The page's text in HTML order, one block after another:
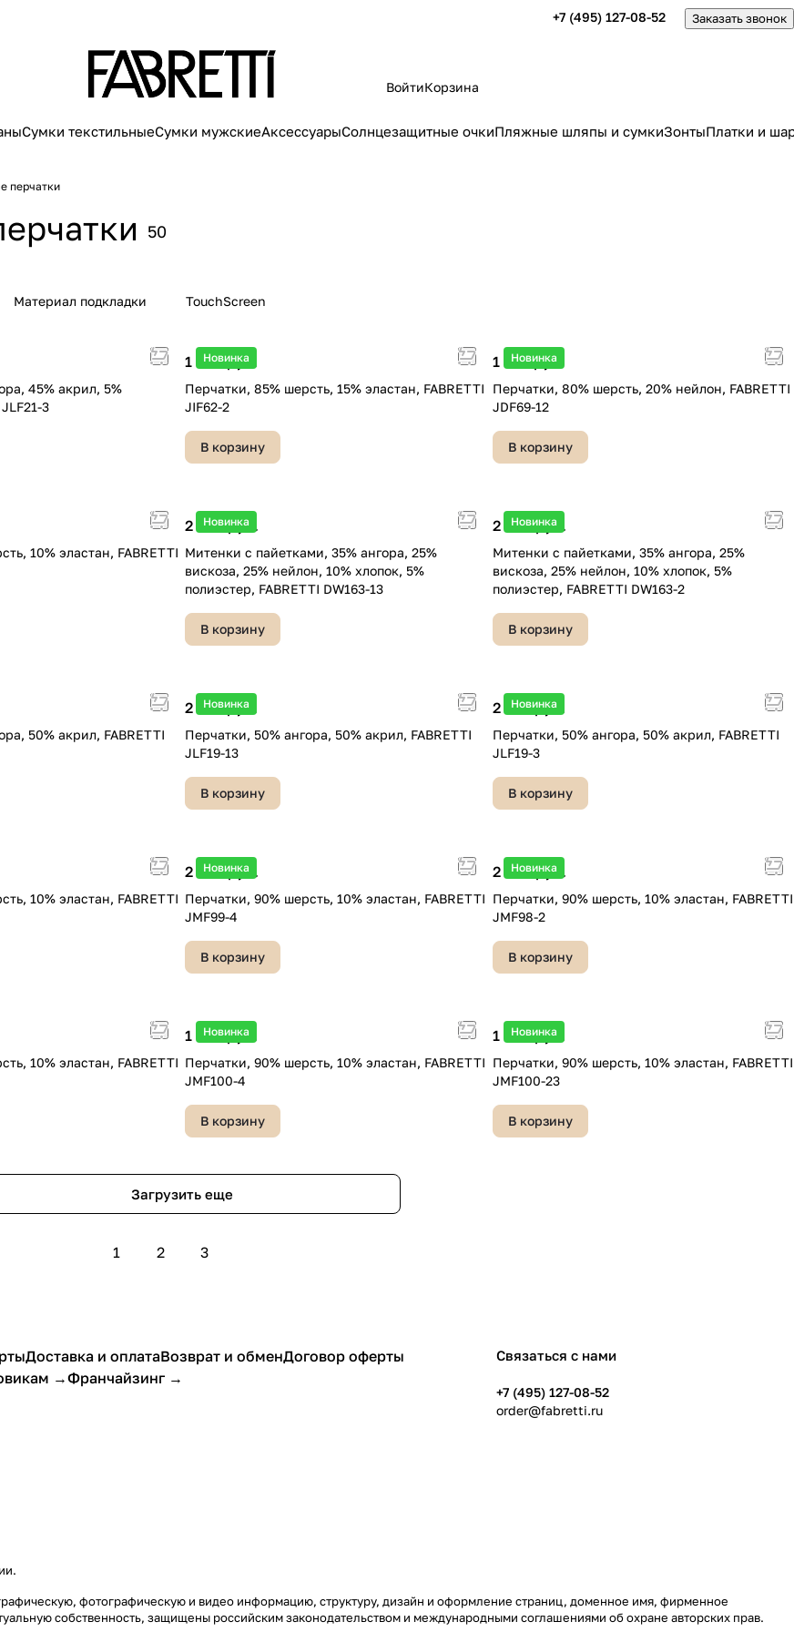
+7 (495) 127-08-52 Заказать звонок
ВойтиКорзина
Сумки текстильныеСумки мужскиеАксессуарыСолнцезащитные очкиПляжные шляпы и сумкиЗонтыПлатки и
перчатки
50
Материал подкладки TouchScreen
45% акрил, 5%
3
Новинка
1 990 руб.
Перчатки, 85% шерсть, 15% эластан, FABRETTI
JIF62-2
В корзину
Новинка
1 790 руб.
Перчатки, 80% шерсть, 20% нейлон, FABRETTI
JDF69-12
В корзину
10% эластан, FABRETTI
Новинка
2 490 руб.
Митенки с пайетками, 35% ангора, 25%
вискоза, 25% нейлон, 10% хлопок, 5%
полиэстер, FABRETTI DW163-13
В корзину
Новинка
2 490 руб.
Митенки с пайетками, 35% ангора, 25%
вискоза, 25% нейлон, 10% хлопок, 5%
полиэстер, FABRETTI DW163-2
В корзину
50% акрил, FABRETTI
Новинка
2 590 руб.
Перчатки, 50% ангора, 50% акрил, FABRETTI
JLF19-13
В корзину
Новинка
2 590 руб.
Перчатки, 50% ангора, 50% акрил, FABRETTI
JLF19-3
В корзину
10% эластан, FABRETTI
Новинка
2 490 руб.
Перчатки, 90% шерсть, 10% эластан, FABRETTI
JMF99-4
В корзину
Новинка
2 490 руб.
Перчатки, 90% шерсть, 10% эластан, FABRETTI
JMF98-2
В корзину
10% эластан, FABRETTI
Новинка
1 990 руб.
Перчатки, 90% шерсть, 10% эластан, FABRETTI
JMF100-4
В корзину
Новинка
1 990 руб.
Перчатки, 90% шерсть, 10% эластан, FABRETTI
JMF100-23
В корзину
Загрузить еще
1 2 3
Доставка и оплатаВозврат и обменДоговор оферты
→Франчайзинг →
Связаться с нами
+7 (495) 127-08-52
order@fabretti.ru
.
фотографическую и видео информацию, структуру, дизайн и оформление страниц, доменное имя, фирменное
собственность, защищены российским законодательством и международными соглашениями об охране авторских прав.